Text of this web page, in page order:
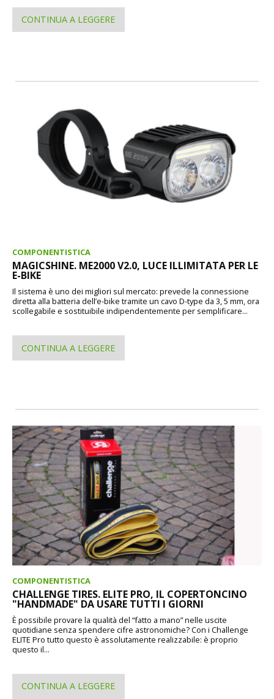
CONTINUA A LEGGERE
COMPONENTISTICA
MAGICSHINE. ME2000 V2.0, LUCE ILLIMITATA PER LE
E-BIKE
Il sistema è uno dei migliori sul mercato: prevede la connessione
diretta alla batteria dell’e-bike tramite un cavo D-type da 3, 5 mm, ora
scollegabile e sostituibile indipendentemente per semplificare...
CONTINUA A LEGGERE
COMPONENTISTICA
CHALLENGE TIRES. ELITE PRO, IL COPERTONCINO
"HANDMADE" DA USARE TUTTI I GIORNI
È possibile provare la qualità del “fatto a mano” nelle uscite
quotidiane senza spendere cifre astronomiche? Con i Challenge
ELITE Pro tutto questo è assolutamente realizzabile: è proprio
questo il...
CONTINUA A LEGGERE